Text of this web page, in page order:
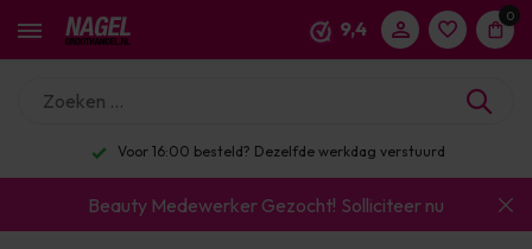
9,4
0
Enorm assortiment & alle bekende merken
Beauty Medewerker Gezocht! Solliciteer nu